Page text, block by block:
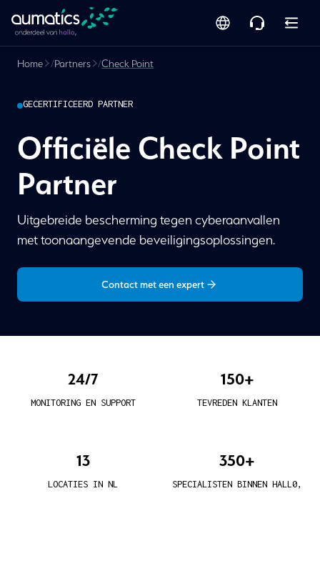
Home /Partners /Check Point
GECERTIFICEERD PARTNER
Officiële Check Point
Partner
Uitgebreide bescherming tegen cyberaanvallen
met toonaangevende beveiligingsoplossingen.
Contact met een expert
24/7
MONITORING EN SUPPORT
150+
TEVREDEN KLANTEN
13
LOCATIES IN NL
350+
SPECIALISTEN BINNEN HALL0,